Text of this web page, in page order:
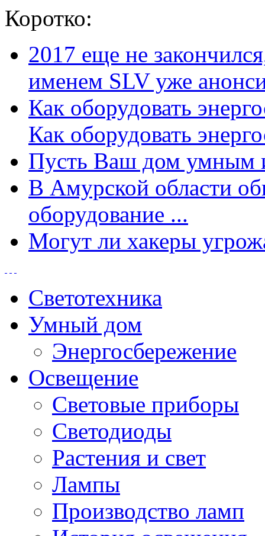
Коротко:
2017 еще не
именем SLV уже
Как оборудовать
Как оборудовать
Пусть Ваш дом умным
В Амурской области
оборудование ...
Могут ли хакеры
Светотехника
Умный дом
Энергосбережение
Освещение
Световые приборы
Светодиоды
Растения и свет
Лампы
Производство ламп